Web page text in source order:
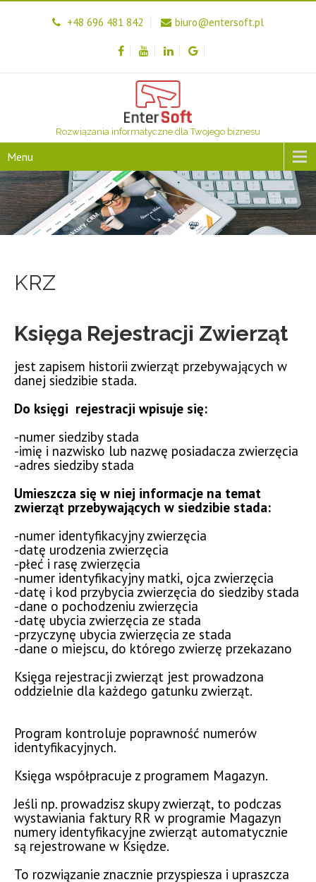
+48 696 481 842 biuro@entersoft.pl
Rozwiązania informatyczne dla Twojego biznesu
Menu
KRZ
Księga Rejestracji Zwierząt
jest zapisem historii zwierząt przebywających w
danej siedzibie stada.
Do księgi rejestracji wpisuje się:
-numer siedziby stada
-imię i nazwisko lub nazwę posiadacza zwierzęcia
-adres siedziby stada
Umieszcza się w niej informacje na temat
zwierząt przebywających w siedzibie stada:
-numer identyfikacyjny zwierzęcia
-datę urodzenia zwierzęcia
-płeć i rasę zwierzęcia
-numer identyfikacyjny matki, ojca zwierzęcia
-datę i kod przybycia zwierzęcia do siedziby stada
-dane o pochodzeniu zwierzęcia
-datę ubycia zwierzęcia ze stada
-przyczynę ubycia zwierzęcia ze stada
-dane o miejscu, do którego zwierzę przekazano
Księga rejestracji zwierząt jest prowadzona
oddzielnie dla każdego gatunku zwierząt.
Program kontroluje poprawność numerów
identyfikacyjnych.
Księga współpracuje z programem Magazyn.
Jeśli np. prowadzisz skupy zwierząt, to podczas
wystawiania faktury RR w programie Magazyn
numery identyfikacyjne zwierząt automatycznie
są rejestrowane w Księdze.
To rozwiązanie znacznie przyspiesza i upraszcza